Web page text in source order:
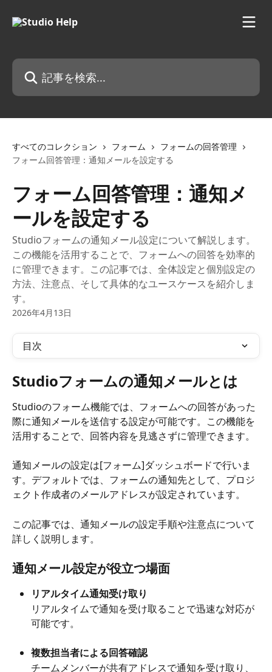
記事を検索...
すべてのコレクション フォーム
フォームの回答管理
フォーム回答管理：通知メールを設定する
フォーム回答管理：通知メ
ールを設定する
Studioフォームの通知メール設定について解説します。
この機能を活用することで、フォームへの回答を効率的
に管理できます。この記事では、全体設定と個別設定の
方法、注意点、そして具体的なユースケースを紹介しま
す。
2026年4月13日
目次
Studioフォームの通知メールとは
Studioのフォーム機能では、フォームへの回答があった
際に通知メールを送信する設定が可能です。この機能を
活用することで、回答内容を見逃さずに管理できます。
通知メールの設定は[フォーム]ダッシュボードで行いま
す。デフォルトでは、フォームの通知先として、プロジ
ェクト作成者のメールアドレスが設定されています。
この記事では、通知メールの設定手順や注意点について
詳しく説明します。
通知メール設定が役立つ場面
リアルタイム通知受け取り
リアルタイムで通知を受け取ることで迅速な対応が
可能です。
複数担当者による回答確認
チームメンバーが共有アドレスで通知を受け取り、